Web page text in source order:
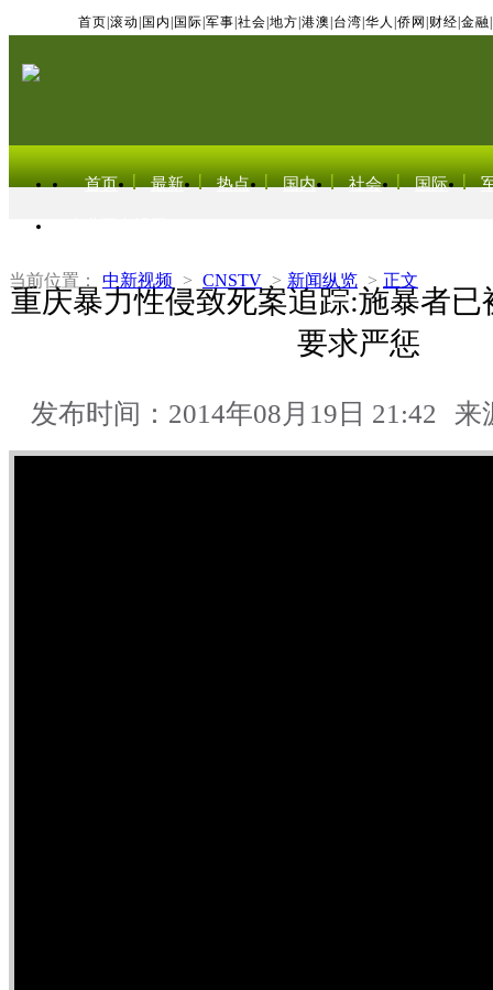
首页 滚动 国内 国际 军事 社会 地方 港澳 台湾 华人 侨网 财经 金融
首页 最新 热点 国内 社会 国际
当前位置： 中新视频 > CNSTV > 新闻纵览 > 正文
重庆暴力性侵致死案追踪:施暴者已
要求严惩
发布时间：2014年08月19日 21:42 来